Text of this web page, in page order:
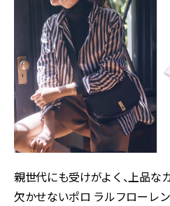
親世代にも受けがよく、上品な
欠かせないポロ ラルフローレ